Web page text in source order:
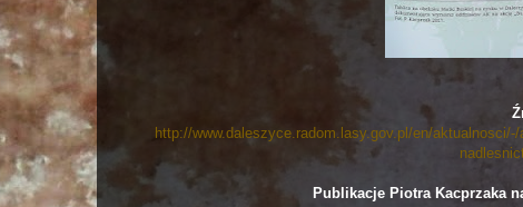
http://www.daleszyce.radom.lasy.gov.pl/en/
Publikacje Piotra Kacprzaka